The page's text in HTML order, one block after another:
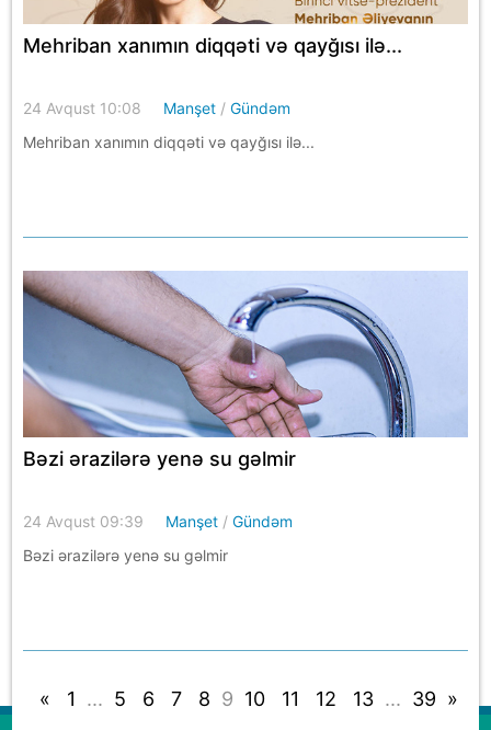
Mehriban xanımın diqqəti və qayğısı ilə...
24 Avqust 10:08 Manşet /Gündəm
Mehriban xanımın diqqəti və qayğısı ilə...
Bəzi ərazilərə yenə su gəlmir
24 Avqust 09:39 Manşet /Gündəm
Bəzi ərazilərə yenə su gəlmir
« 1 ... 5 6 7 8 9 10 11 12 13 ... 39 »